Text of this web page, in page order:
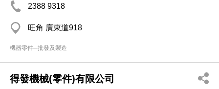
2388 9318
旺角 廣東道918
機器零件─批發及製造
得發機械(零件)有限公司